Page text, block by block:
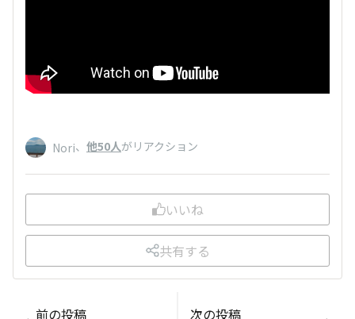
Nori、 他50人がリアクション
いいね
共有する
前の投稿
次の投稿